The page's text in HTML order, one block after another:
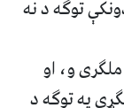
توګه د نه
و، او
په توګه د